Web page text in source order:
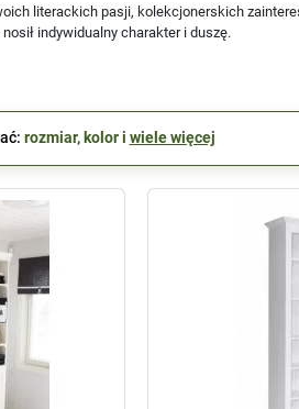
literackich pasji, kolekcjonerskich
indywidualny charakter i duszę.
rozmiar, kolor i wiele więcej